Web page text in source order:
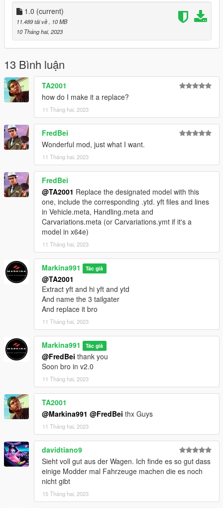
Credits:
Model From: yellow1441
Texture: yellow1441 - Markina991
Convert by: Markina991
When you notice any bug, please write it in the comments
Enjoooooooy
1.0 (current)
11.489 tải về, 10 MB
10 Tháng hai, 2023
13 Bình luận
TA2001
how do I make it a replace?
11 Tháng hai, 2023
FredBei
Wonderful mod, just what I want.
11 Tháng hai, 2023
FredBei
@TA2001 Replace the designated model with this
one, include the corresponding .ytd. yft files and lines
in Vehicle.meta, Handling.meta and
Carvariations.meta (or Carvariations.ymt if it's a
model in x64e)
11 Tháng hai, 2023
Markina991 Tác giả
@TA2001
Extract yft and hi yft and ytd
And name the 3 tailgater
And replace it bro
11 Tháng hai, 2023
Markina991 Tác giả
@FredBei thank you
Soon bro in v2.0
11 Tháng hai, 2023
TA2001
@Markina991 @FredBei thx Guys
11 Tháng hai, 2023
davidtiano9
Sieht voll gut aus der Wagen. Ich finde es so gut dass
einige Modder mal Fahrzeuge machen die es noch
nicht gibt
15 Tháng hai, 2023